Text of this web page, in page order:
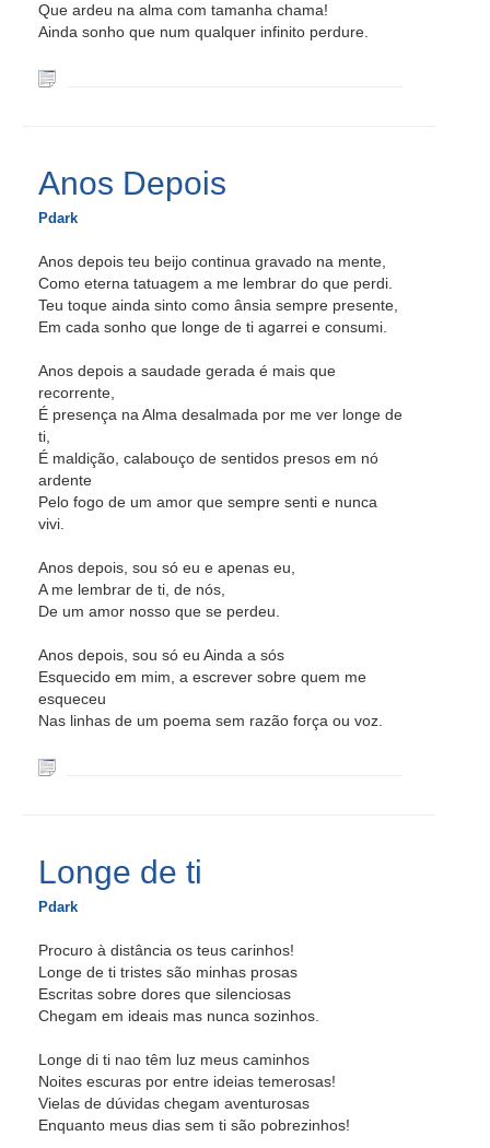
Que ardeu na alma com tamanha chama!
Ainda sonho que num qualquer infinito perdure.
Anos Depois
Pdark
Anos depois teu beijo continua gravado na mente,
Como eterna tatuagem a me lembrar do que perdi.
Teu toque ainda sinto como ânsia sempre presente,
Em cada sonho que longe de ti agarrei e consumi.
Anos depois a saudade gerada é mais que
recorrente,
É presença na Alma desalmada por me ver longe de
ti,
É maldição, calabouço de sentidos presos em nó
ardente
Pelo fogo de um amor que sempre senti e nunca
vivi.
Anos depois, sou só eu e apenas eu,
A me lembrar de ti, de nós,
De um amor nosso que se perdeu.
Anos depois, sou só eu Ainda a sós
Esquecido em mim, a escrever sobre quem me
esqueceu
Nas linhas de um poema sem razão força ou voz.
Longe de ti
Pdark
Procuro à distância os teus carinhos!
Longe de ti tristes são minhas prosas
Escritas sobre dores que silenciosas
Chegam em ideais mas nunca sozinhos.
Longe di ti nao têm luz meus caminhos
Noites escuras por entre ideias temerosas!
Vielas de dúvidas chegam aventurosas
Enquanto meus dias sem ti são pobrezinhos!